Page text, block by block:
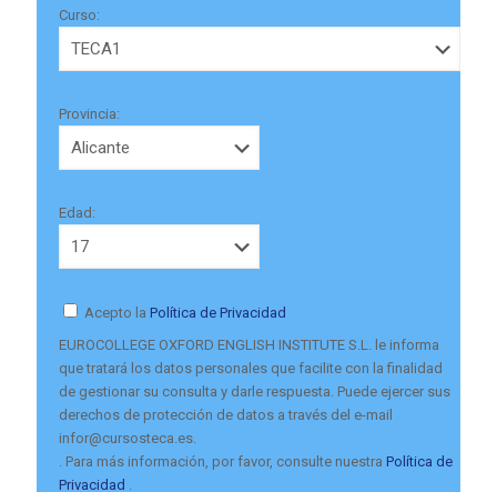
Curso:
Provincia:
Edad:
Acepto la Política de Privacidad
EUROCOLLEGE OXFORD ENGLISH INSTITUTE S.L. le informa
que tratará los datos personales que facilite con la finalidad
de gestionar su consulta y darle respuesta. Puede ejercer sus
derechos de protección de datos a través del e-mail
infor@cursosteca.es.
. Para más información, por favor, consulte nuestra Política de
Privacidad .